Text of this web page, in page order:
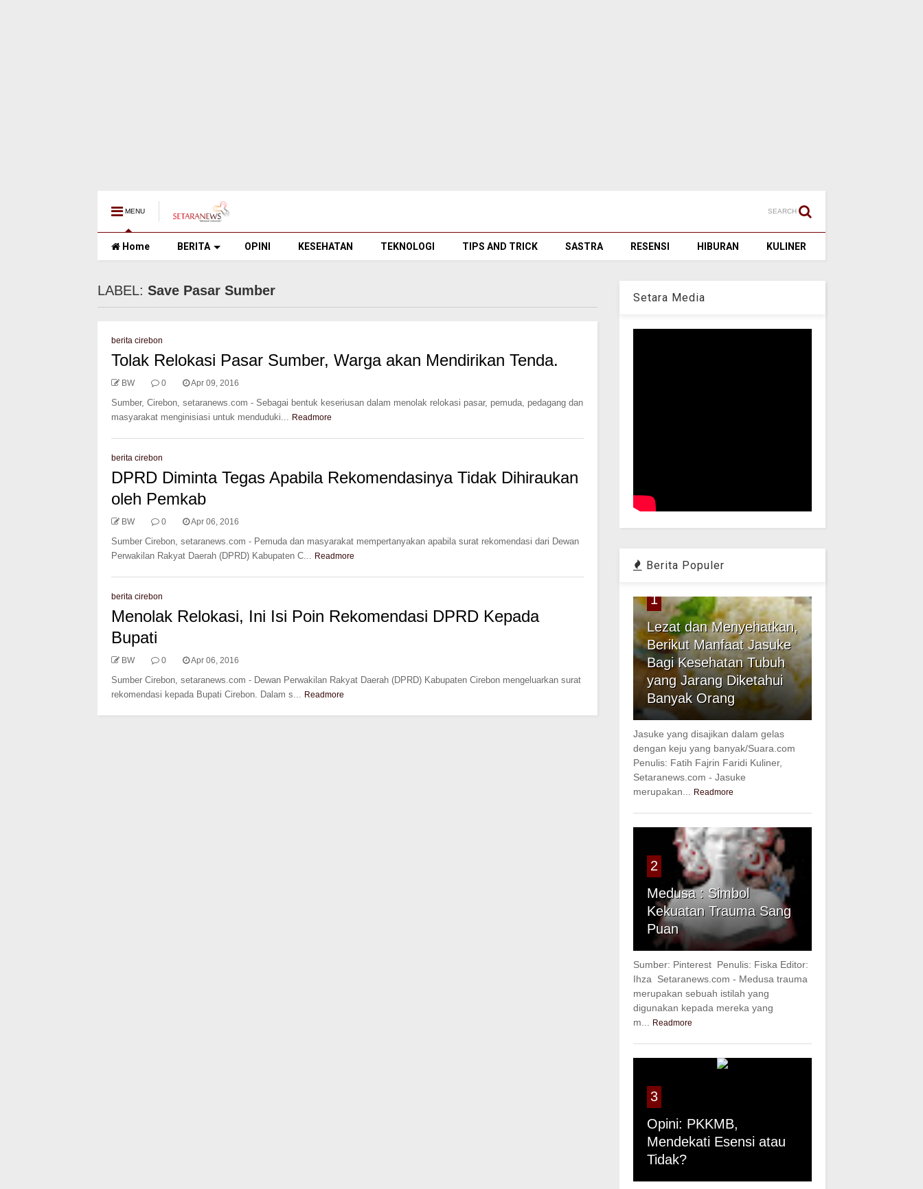
MENU SEARCH
Home BERITA OPINI KESEHATAN TEKNOLOGI TIPS AND TRICK SASTRA RESENSI HIBURAN KULINER
LABEL: Save Pasar Sumber
berita cirebon
Tolak Relokasi Pasar Sumber, Warga akan Mendirikan Tenda.
BW 0 Apr 09, 2016
Sumber, Cirebon, setaranews.com - Sebagai bentuk keseriusan dalam menolak relokasi pasar, pemuda, pedagang dan
masyarakat menginisiasi untuk menduduki... Readmore
berita cirebon
DPRD Diminta Tegas Apabila Rekomendasinya Tidak Dihiraukan
oleh Pemkab
BW 0 Apr 06, 2016
Sumber Cirebon, setaranews.com - Pemuda dan masyarakat mempertanyakan apabila surat rekomendasi dari Dewan
Perwakilan Rakyat Daerah (DPRD) Kabupaten C... Readmore
berita cirebon
Menolak Relokasi, Ini Isi Poin Rekomendasi DPRD Kepada
Bupati
BW 0 Apr 06, 2016
Sumber Cirebon, setaranews.com - Dewan Perwakilan Rakyat Daerah (DPRD) Kabupaten Cirebon mengeluarkan surat
rekomendasi kepada Bupati Cirebon. Dalam s... Readmore
Setara Media
Berita Populer
1
Lezat dan Menyehatkan,
Berikut Manfaat Jasuke
Bagi Kesehatan Tubuh
yang Jarang Diketahui
Banyak Orang
Jasuke yang disajikan dalam gelas
dengan keju yang banyak/Suara.com
Penulis: Fatih Fajrin Faridi Kuliner,
Setaranews.com - Jasuke
merupakan...
Readmore
2
Medusa : Simbol
Kekuatan Trauma Sang
Puan
Sumber: Pinterest Penulis: Fiska Editor:
Ihza Setaranews.com - Medusa trauma
merupakan sebuah istilah yang
digunakan kepada mereka yang
m...
Readmore
3
Opini: PKKMB,
Mendekati Esensi atau
Tidak?